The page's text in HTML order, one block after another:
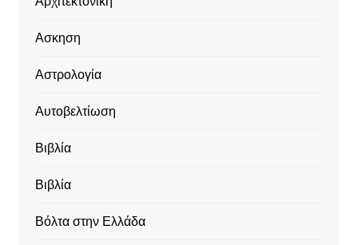
Ασκηση
Αστρολογία
Αυτοβελτίωση
Βιβλία
Βιβλία
Βόλτα στην Ελλάδα